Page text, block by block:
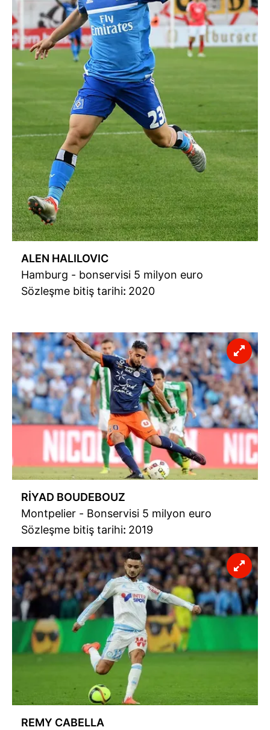
ALEN HALILOVIC
Hamburg - bonservisi 5 milyon euro
Sözleşme bitiş tarihi: 2020
RİYAD BOUDEBOUZ
Montpelier - Bonservisi 5 milyon euro
Sözleşme bitiş tarihi: 2019
REMY CABELLA